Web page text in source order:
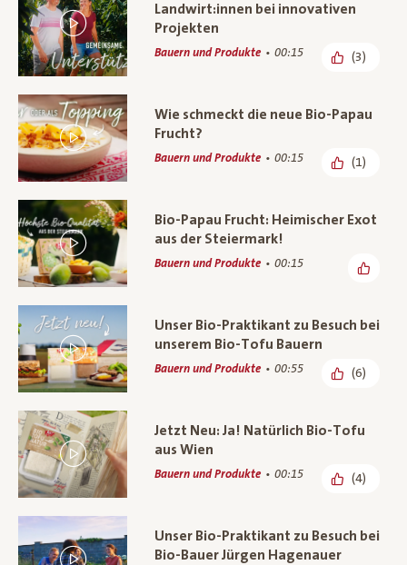
Landwirt:innen bei innovativen
Projekten
Bauern und Produkte 00:15 (3)
Wie schmeckt die neue Bio-Papau
Frucht?
Bauern und Produkte 00:15 (1)
Bio-Papau Frucht: Heimischer Exot
aus der Steiermark!
Bauern und Produkte 00:15
Unser Bio-Praktikant zu Besuch bei
unserem Bio-Tofu Bauern
Bauern und Produkte 00:55 (6)
Jetzt Neu: Ja! Natürlich Bio-Tofu
aus Wien
Bauern und Produkte 00:15 (4)
Unser Bio-Praktikant zu Besuch bei
Bio-Bauer Jürgen Hagenauer